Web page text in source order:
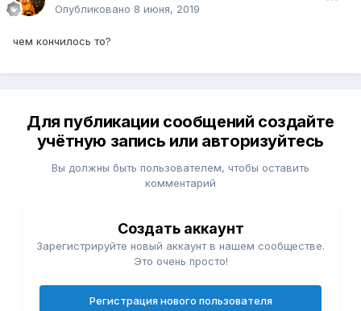
Опубликовано 8 июня, 2019
чем кончилось то?
Для публикации сообщений создайте
учётную запись или авторизуйтесь
Вы должны быть пользователем, чтобы оставить
комментарий
Создать аккаунт
Зарегистрируйте новый аккаунт в нашем сообществе.
Это очень просто!
Регистрация нового пользователя